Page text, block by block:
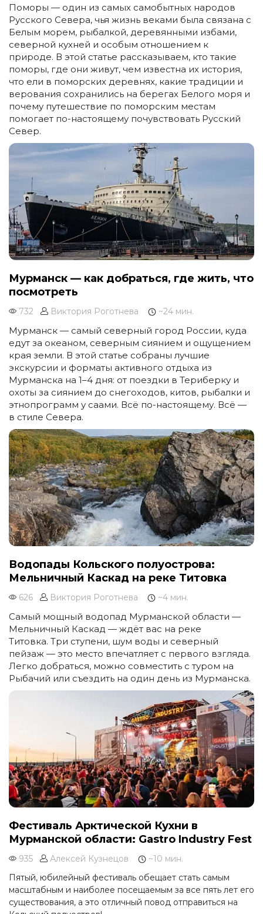
Поморы — один из самых самобытных народов
Русского Севера, чья жизнь веками была связана с
Белым морем, рыбалкой, деревянными избами,
северной кухней и особым отношением к
природе. В этой статье рассказываем, кто такие
поморы, где они живут, чем известна их история,
что ели в поморских деревнях, какие традиции и
верования сохранились на берегах Белого моря и
почему путешествие по поморским местам
помогает по-настоящему почувствовать Русский
Север.
Мурманск — как добраться, где жить, что
посмотреть
732 Виктория Роготнева ~24 мин.
Мурманск — самый северный город России, куда
едут за океаном, северным сиянием и ощущением
края земли. В этой статье собраны лучшие
экскурсии и форматы активного отдыха из
Мурманска на 1–4 дня: от поездки в Териберку и
охоты за сиянием до снегоходов, китов, рыбалки и
этнопрограмм у саами. Всё по-настоящему. Всё —
в стиле Севера.
Водопады Кольского полуострова:
Мельничный Каскад на реке Титовка
626 Виктория Роготнева ~4 мин.
Самый мощный водопад Мурманской области —
Мельничный Каскад — ждёт вас на реке
Титовка. Три ступени, шум воды и северный
пейзаж — это место впечатляет с первого взгляда.
Легко добраться, можно совместить с туром на
Рыбачий или съездить на один день из Мурманска.
Фестиваль Арктической Кухни в
Мурманской области: Gastro Industry Fest
935 Алексей Кузнецов
~10 мин.
Пятый, юбилейный фестиваль обещает стать самым
масштабным и наиболее посещаемым за все пять лет его
существования, а это отличный повод отправиться на